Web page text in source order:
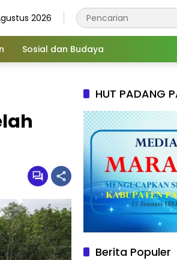
2026
Sosial dan Budaya
HUT PADANG
Berita Populer